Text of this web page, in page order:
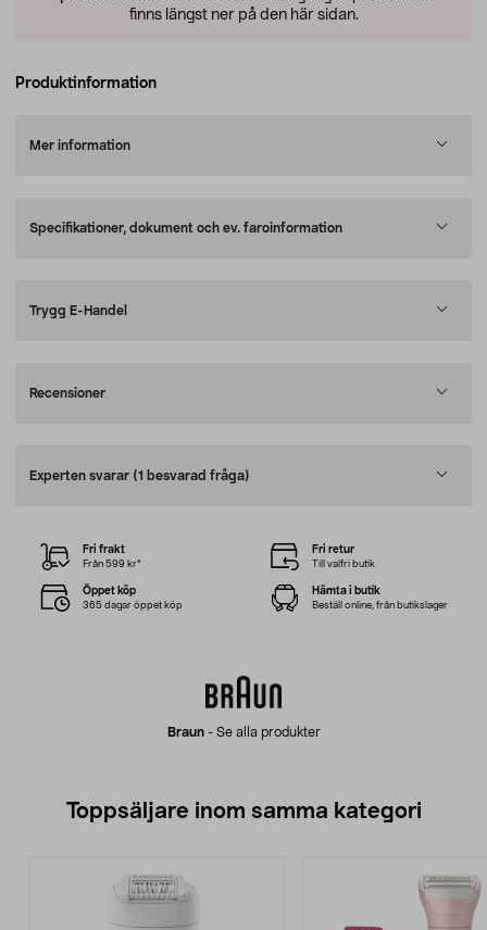
finns längst ner på den här sidan.
Produktinformation
Mer information
Specifikationer, dokument och ev. faroinformation
Trygg E-Handel
Recensioner
Experten svarar (1 besvarad fråga)
Braun- Se alla produkter
Fri frakt
Från 599 kr*
Fri retur
Till valfri butik
Öppet köp
365 dagar öppet köp
Hämta i butik
Beställ online, från butikslager
Toppsäljare inom samma kategori